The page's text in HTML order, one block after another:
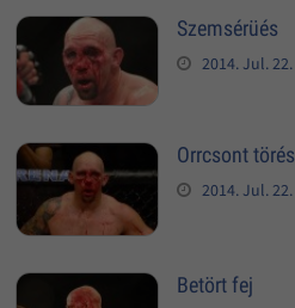
Szemsérüés
2014. Jul. 22.
Orrcsont törés
2014. Jul. 22.
Betört fej